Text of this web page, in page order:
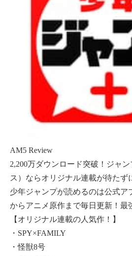
AM5 Review
2,200万ダウンロード突破！ジャ
ス）ならオリジナル連載が待たず
少年ジャンプが読めるのは公式ア
からアニメ原作まで毎日更新！最
【オリジナル連載の人気作！】
・SPY×FAMILY
・怪獣8号